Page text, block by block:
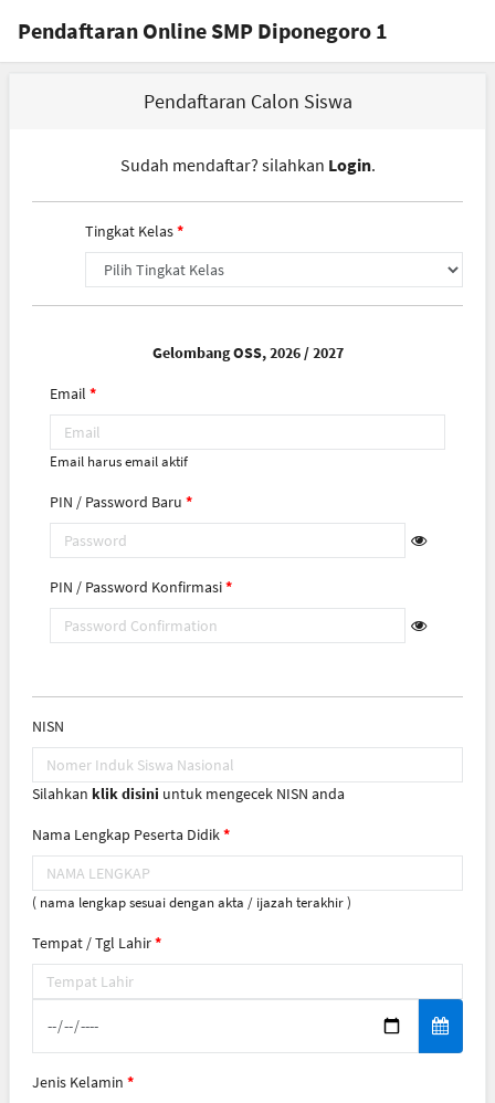
Pendaftaran Online SMP Diponegoro 1
Pendaftaran Calon Siswa
Sudah mendaftar? silahkan Login.
Tingkat Kelas
Gelombang OSS, 2026 / 2027
Email
Email harus email aktif
PIN / Password Baru
PIN / Password Konfirmasi
NISN
Silahkan klik disini untuk mengecek NISN anda
Nama Lengkap Peserta Didik
( nama lengkap sesuai dengan akta / ijazah terakhir )
Tempat / Tgl Lahir
Jenis Kelamin